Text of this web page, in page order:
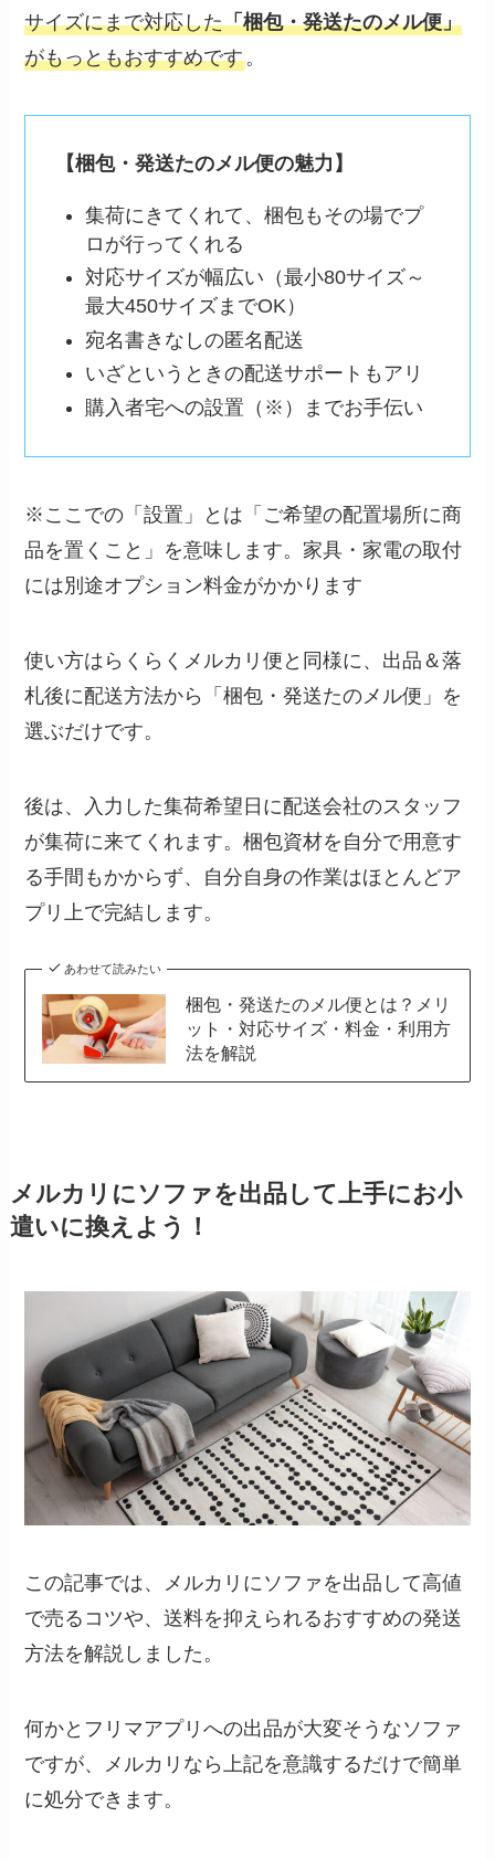
サイズにまで対応した「梱包・発送たのメル便」
がもっともおすすめです。
【梱包・発送たのメル便の魅力】
集荷にきてくれて、梱包もその場でプ
ロが行ってくれる
対応サイズが幅広い（最小80サイズ～
最大450サイズまでOK）
宛名書きなしの匿名配送
いざというときの配送サポートもアリ
購入者宅への設置（※）までお手伝い
※ここでの「設置」とは「ご希望の配置場所に商
品を置くこと」を意味します。家具・家電の取付
には別途オプション料金がかかります
使い方はらくらくメルカリ便と同様に、出品＆落
札後に配送方法から「梱包・発送たのメル便」を
選ぶだけです。
後は、入力した集荷希望日に配送会社のスタッフ
が集荷に来てくれます。梱包資材を自分で用意す
る手間もかからず、自分自身の作業はほとんどア
プリ上で完結します。
あわせて読みたい
梱包・発送たのメル便とは？メリ
ット・対応サイズ・料金・利用方
法を解説
メルカリにソファを出品して上手にお小
遣いに換えよう！
この記事では、メルカリにソファを出品して高値
で売るコツや、送料を抑えられるおすすめの発送
方法を解説しました。
何かとフリマアプリへの出品が大変そうなソファ
ですが、メルカリなら上記を意識するだけで簡単
に処分できます。